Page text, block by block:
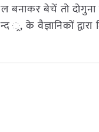
बनाकर बेचें तो
्र, के वैज्ञानिकों